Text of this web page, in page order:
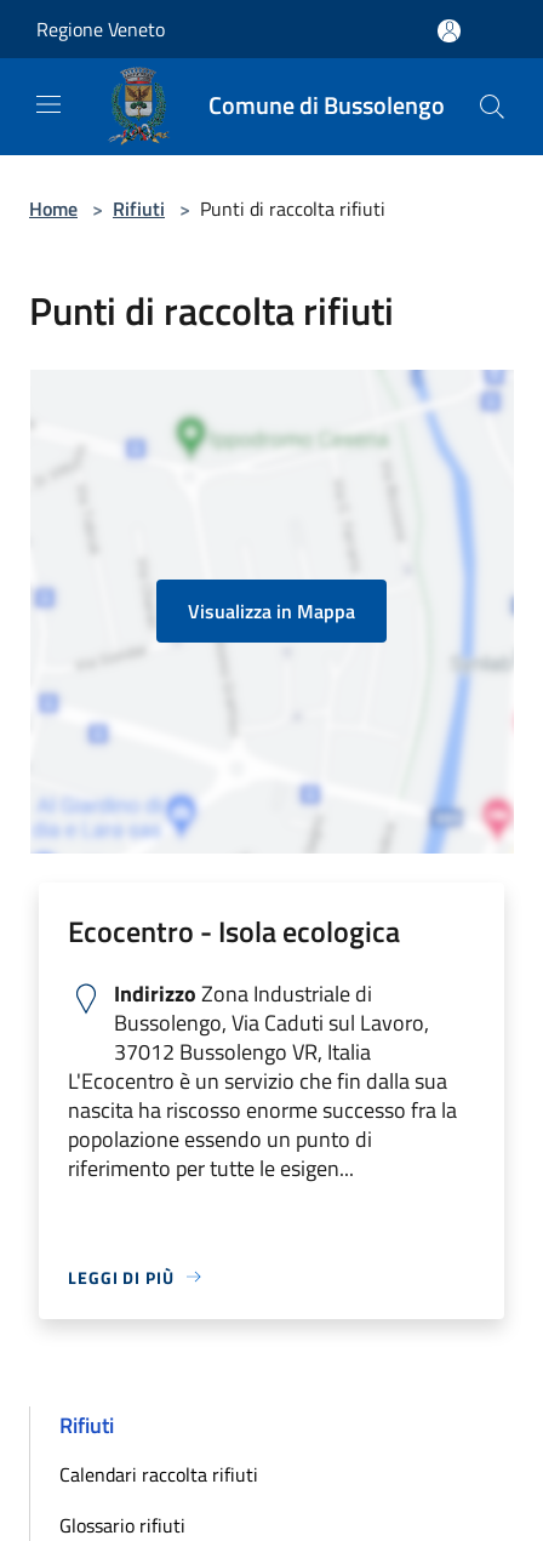
Regione Veneto
Comune di Bussolengo
Home > Rifiuti > Punti di raccolta rifiuti
Punti di raccolta rifiuti
Visualizza in Mappa
Ecocentro - Isola ecologica
IndirizzoZona Industriale di
Bussolengo, Via Caduti sul Lavoro,
37012 Bussolengo VR, Italia
L'Ecocentro è un servizio che fin dalla sua
nascita ha riscosso enorme successo fra la
popolazione essendo un punto di
riferimento per tutte le esigen...
LEGGI DI PIÙ
Rifiuti
Calendari raccolta rifiuti
Glossario rifiuti